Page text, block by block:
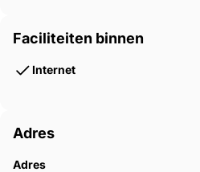
Faciliteiten binnen
Internet
Adres
Adres